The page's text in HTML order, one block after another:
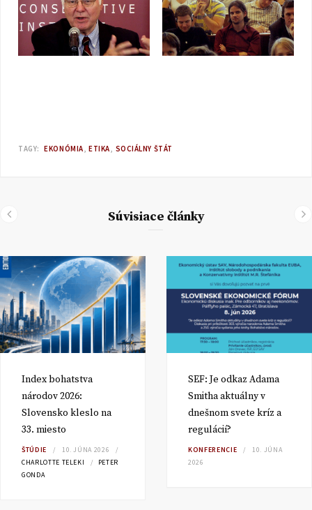
TAGY: EKONÓMIA ETIKA SOCIÁLNY ŠTÁT
Súvisiace články
Index bohatstva
národov 2026:
Slovensko kleslo na
33. miesto
ŠTÚDIE
10. JÚNA 2026
CHARLOTTE TELEKI
PETER
GONDA
SEF: Je odkaz Adama
Smitha aktuálny v
dnešnom svete kríz a
regulácií?
KONFERENCIE
10. JÚNA
2026